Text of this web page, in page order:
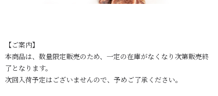
【ご案内】
本商品は、数量限定販売のため、一定の在庫がなくなり次第販売終
了となります。
次回入荷予定はございませんので、予めご了承ください。